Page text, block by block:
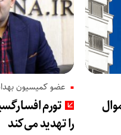
عضو کمیسیون
تورم
را تهدید می‌کند